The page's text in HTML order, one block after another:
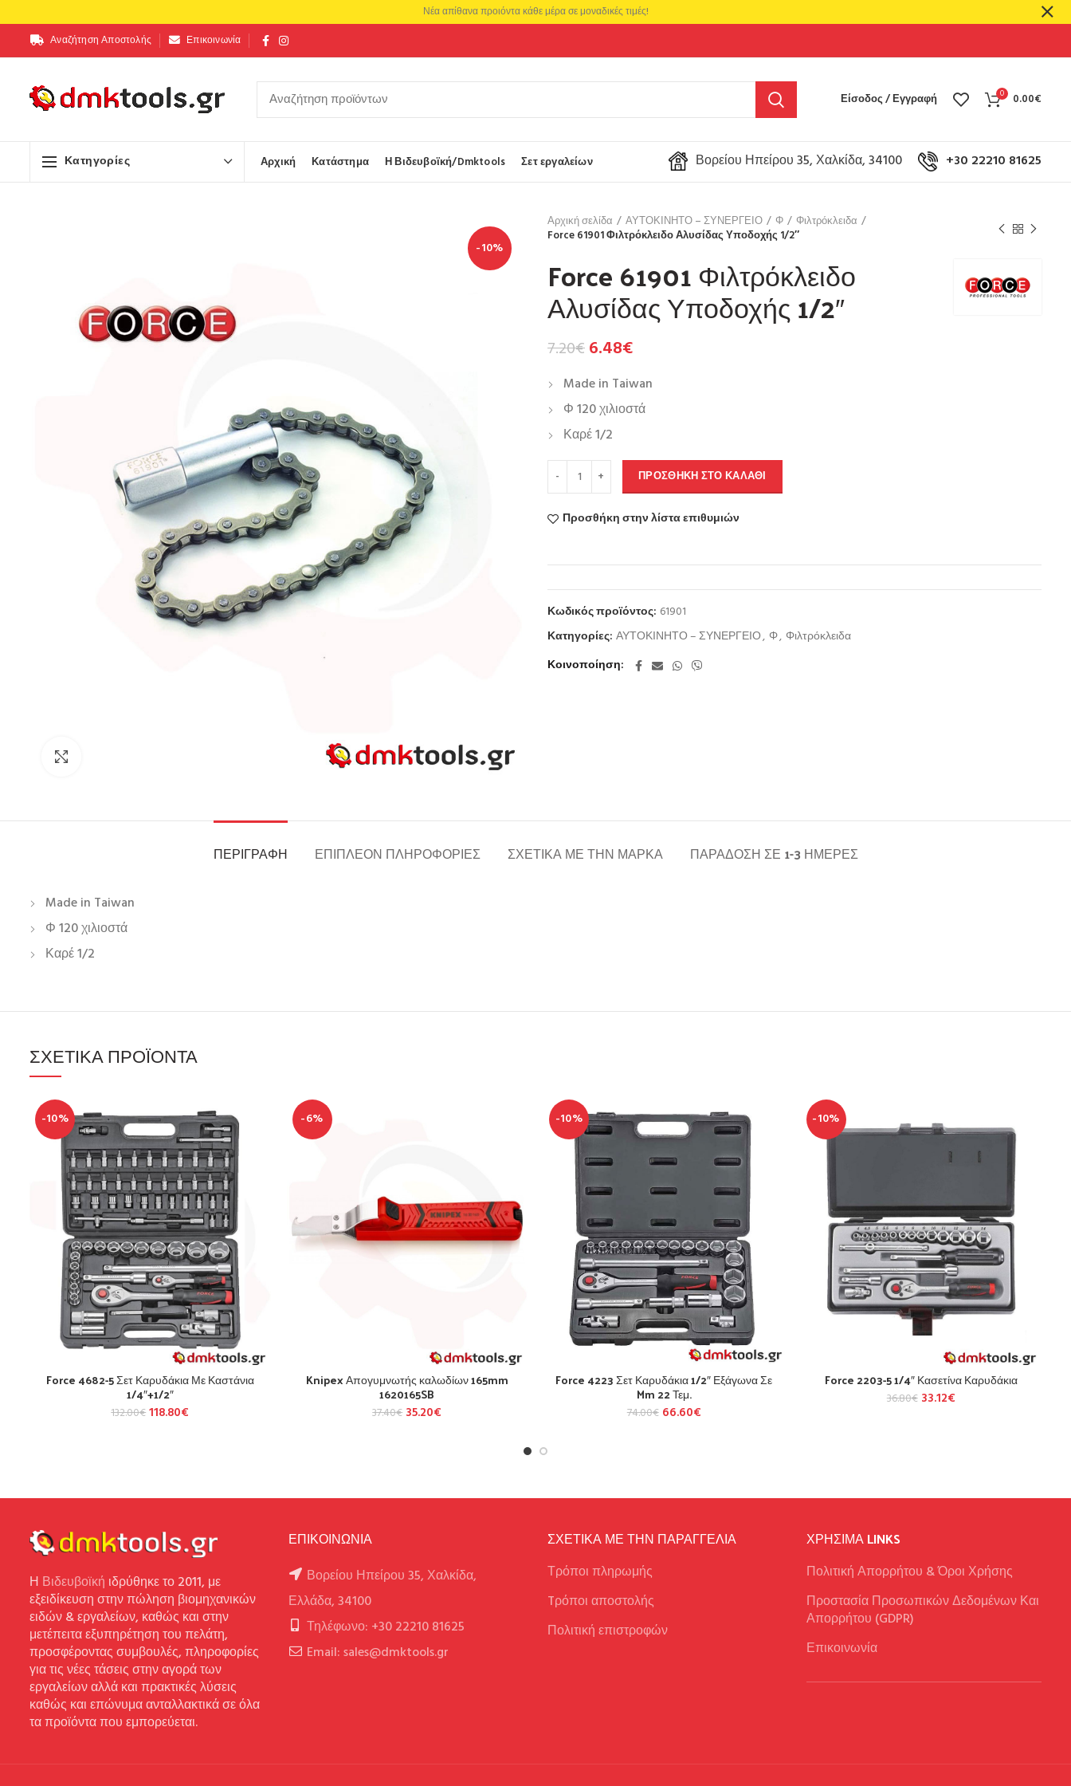
Αναζήτηση Αποστολής Επικοινωνία
Είσοδος / Εγγραφή 0 0.00€
Κατηγορίες Αρχική Κατάστημα Η Βιδευβοϊκή/Dmktools Σετ εργαλείων Βορείου Ηπείρου 35, Χαλκίδα, 34100 +30 22210 81625
-10%
Αρχική σελίδα ΑΥΤΟΚΙΝΗΤΟ – ΣΥΝΕΡΓΕΙΟ Φ
Φιλτρόκλειδα
Force 61901 Φιλτρόκλειδο Αλυσίδας Υποδοχής 1/2″
Force 61901 Φιλτρόκλειδο
Αλυσίδας Υποδοχής 1/2″
7.20€6.48€
Made in Taiwan
Φ 120 χιλιοστά
Καρέ 1/2
ΠΡΟΣΘΉΚΗ ΣΤΟ ΚΑΛΆΘΙ
Προσθήκη στην λίστα επιθυμιών
Κωδικός προϊόντος: 61901
Κατηγορίες: ΑΥΤΟΚΙΝΗΤΟ – ΣΥΝΕΡΓΕΙΟ, Φ, Φιλτρόκλειδα
Κοινοποίηση
ΠΕΡΙΓΡΑΦΉ ΕΠΙΠΛΈΟΝ ΠΛΗΡΟΦΟΡΊΕΣ ΣΧΕΤΙΚΆ ΜΕ ΤΗΝ ΜΆΡΚΑ ΠΑΡΆΔΟΣΗ ΣΕ 1-3 ΗΜΈΡΕΣ
Made in Taiwan
Φ 120 χιλιοστά
Καρέ 1/2
ΣΧΕΤΙΚΆ ΠΡΟΪΌΝΤΑ
-10%
Force 4682-5 Σετ Καρυδάκια Με Καστάνια
1/4″+1/2″
132.00€ 118.80€
-6%
Knipex Απογυμνωτής καλωδίων 165mm
1620165SB
37.40€ 35.20€
-10%
Force 4223 Σετ Καρυδάκια 1/2″ Εξάγωνα Σε
Mm 22 Τεμ.
74.00€ 66.60€
-10%
Force 2203-5 1/4″ Κασετίνα Καρυδάκια
36.80€ 33.12€
Η Βιδευβοϊκή ιδρύθηκε το 2011, με
εξειδίκευση στην πώληση βιομηχανικών
ειδών & εργαλείων, καθώς και στην
μετέπειτα εξυπηρέτηση του πελάτη,
προσφέροντας συμβουλές, πληροφορίες
για τις νέες τάσεις στην αγορά των
εργαλείων αλλά και πρακτικές λύσεις
καθώς και επώνυμα ανταλλακτικά σε όλα
τα προϊόντα που εμπορεύεται.
ΕΠΙΚΟΙΝΩΝΙΑ
Βορείου Ηπείρου 35, Χαλκίδα,
Ελλάδα, 34100
Τηλέφωνο: +30 22210 81625
Email: sales@dmktools.gr
ΣΧΕΤΙΚΑ ΜΕ ΤΗΝ ΠΑΡΑΓΓΕΛΙΑ
Τρόποι πληρωμής
Tρόποι αποστολής
Πολιτική επιστροφών
ΧΡΉΣΙΜΑ LINKS
Πολιτική Απορρήτου & Όροι Χρήσης
Προστασία Προσωπικών Δεδομένων Και
Απορρήτου (GDPR)
Επικοινωνία
Νέα απίθανα προιόντα κάθε μέρα σε μοναδικές τιμές!